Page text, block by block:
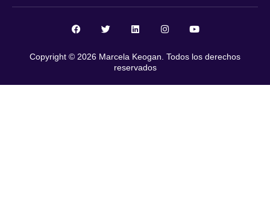
Copyright © 2026 Marcela Keogan. Todos los derechos
reservados